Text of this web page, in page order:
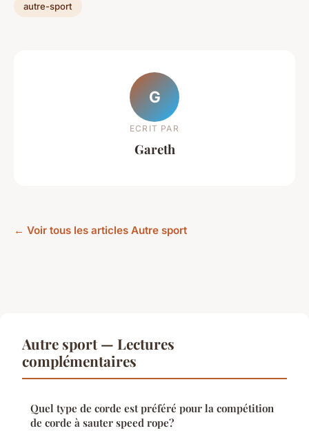
autre-sport
G
ECRIT PAR
Gareth
← Voir tous les articles Autre sport
Autre sport — Lectures
complémentaires
Quel type de corde est préféré pour la compétition
de corde à sauter speed rope?